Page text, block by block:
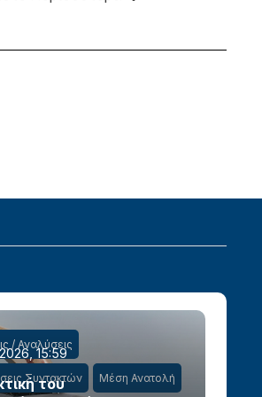
/ Αναλύσεις
Συντακτών Μέση Ανατολή
15:59
του